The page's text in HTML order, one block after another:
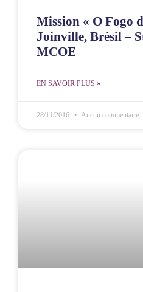
Mission « O Fogo
Joinville, Brésil –
MCOE
EN SAVOIR PLUS »
28/11/2016 Aucun commentaire